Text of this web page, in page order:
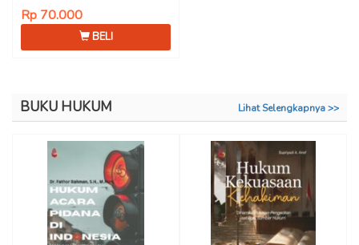
Rp 70.000
BELI
BUKU HUKUM Lihat Selengkapnya >>